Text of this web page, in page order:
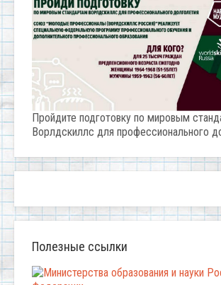
Пройдите подготовку по мировым
Ворлдскиллс для профессионального
Полезные ссылки